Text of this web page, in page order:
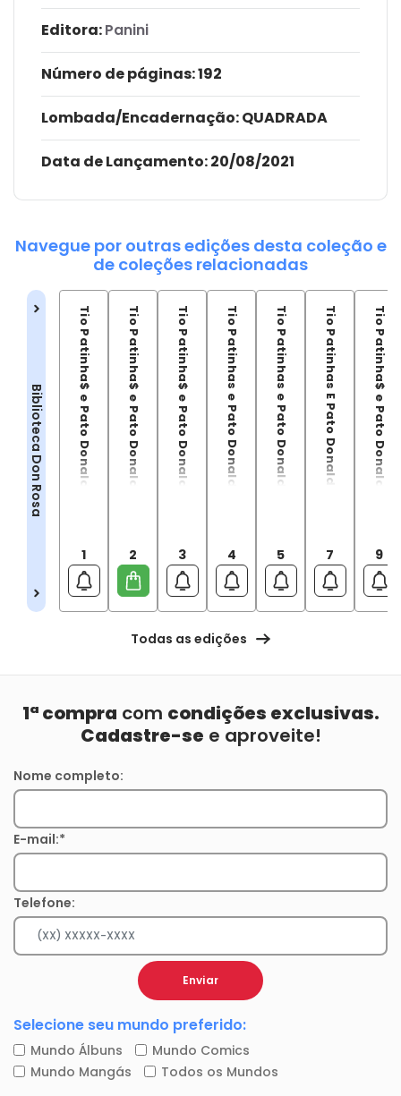
Editora:Panini
Número de páginas: 192
Lombada/Encadernação: QUADRADA
Data de Lançamento:20/08/2021
Navegue por outras edições desta coleção e
de coleções relacionadas
Biblioteca Don Rosa Tio Patinha$ e Pato Donald: O Filho Do Sol
1 Tio Patinha$ e Pato Donald: Volta a Quadrópolis
2 Tio Patinha$ e Pato Donald: O tesouro na bolha de vidro
3 Tio Patinhas e Pato Donald: O último membro do Clã Mac Patinhas
4 Tio Patinhas e Pato Donald: O Pato Mais Rico do Mundo
5 Tio Patinhas E Pato Donald: O Tesouro Dos Dez Avatares
7 Tio Patinha$ e Pato Donald: O Retorno dos Três Cavaleiros
9
Todas as edições